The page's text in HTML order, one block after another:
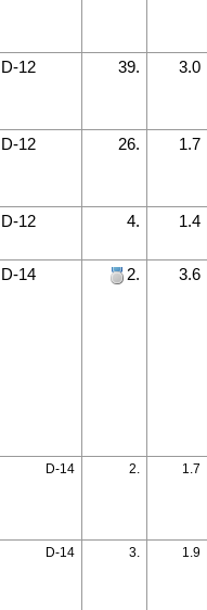
D-12 39. 3.0
D-12 26. 1.7
D-12 4. 1.4
D-14 2. 3.6
D-14 2. 1.7
D-14 3. 1.9